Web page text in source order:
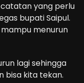
catatan yang perlu
bupati Saipul.
menurun
lagi sehingga
bisa kita tekan.